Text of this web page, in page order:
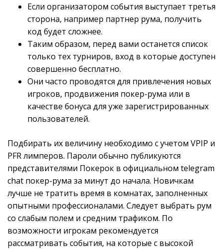
Если организатором события выступает третья
сторона, например партнер рума, получить
код будет сложнее.
Таким образом, перед вами останется список
только тех турниров, вход в которые доступен
совершенно бесплатно.
Они часто проводятся для привлечения новых
игроков, продвижения покер-рума или в
качестве бонуса для уже зарегистрированных
пользователей.
Подбирать их величину необходимо с учетом VPIP и
PFR лимперов. Пароли обычно публикуются
представителями Покерок в официальном telegram
chat покер-рума за минут до начала. Новичкам
лучше не тратить время в комнатах, заполненных
опытными профессионалами. Следует выбрать рум
со слабым полем и средним трафиком. По
возможности игрокам рекомендуется
рассматривать события, на которые с высокой